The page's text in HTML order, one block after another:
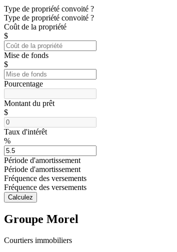
Type de propriété convoité ?
Type de propriété convoité ?
Coût de la propriété
$
Mise de fonds
$
Pourcentage
Montant du prêt
$
Taux d'intérêt
%
Période d'amortissement
Période d'amortissement
Fréquence des versements
Fréquence des versements
Calculez
Groupe Morel
Courtiers immobiliers